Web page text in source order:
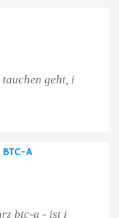
geht, i
A
btc-a - ist i